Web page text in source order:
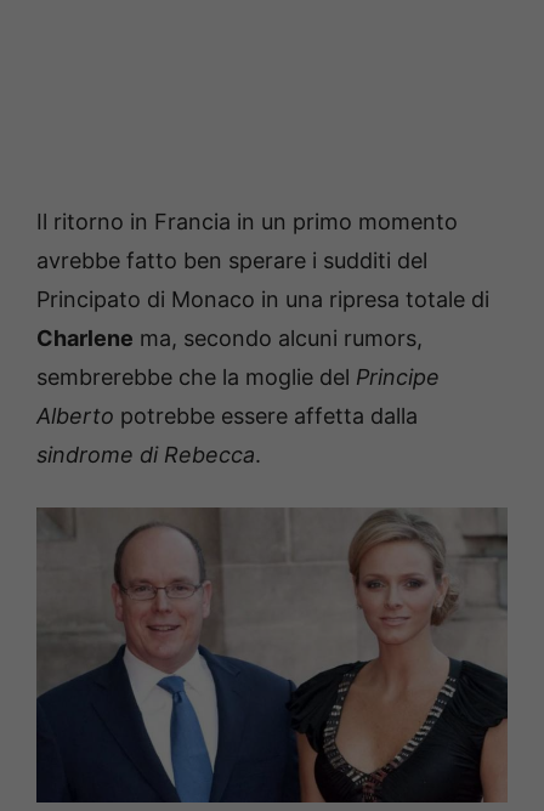
Il ritorno in Francia in un primo momento
avrebbe fatto ben sperare i sudditi del
Principato di Monaco in una ripresa totale di
Charlene ma, secondo alcuni rumors,
sembrerebbe che la moglie del Principe
Alberto potrebbe essere affetta dalla
sindrome di Rebecca.